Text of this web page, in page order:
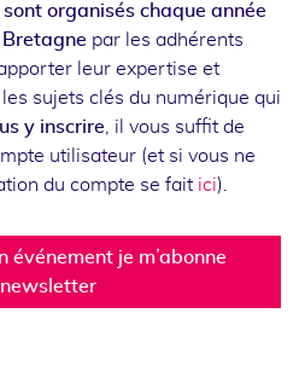
organisés chaque année
par les adhérents
leur expertise et
sujets clés du numérique qui
y inscrire , il vous suffit de
utilisateur (et si vous ne
du compte se fait ici).
événement je m’abonne